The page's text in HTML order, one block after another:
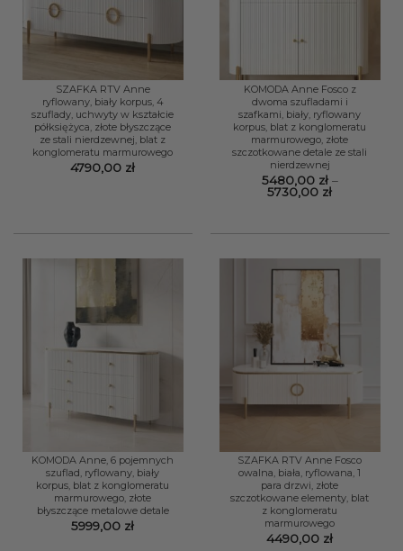
SZAFKA RTV Anne
ryflowany, biały korpus, 4
szuflady, uchwyty w kształcie
półksiężyca, złote błyszczące
ze stali nierdzewnej, blat z
konglomeratu marmurowego
4790,00 zł
KOMODA Anne Fosco z
dwoma szufladami i
szafkami, biały, ryflowany
korpus, blat z konglomeratu
marmurowego, złote
szczotkowane detale ze stali
nierdzewnej
5480,00 zł –
5730,00 złZakres
do
KOMODA Anne, 6 pojemnych
szuflad, ryflowany, biały
korpus, blat z konglomeratu
marmurowego, złote
błyszczące metalowe detale
5999,00 zł
SZAFKA RTV Anne Fosco
owalna, biała, ryflowana, 1
para drzwi, złote
szczotkowane elementy, blat
z konglomeratu
marmurowego
4490,00 zł